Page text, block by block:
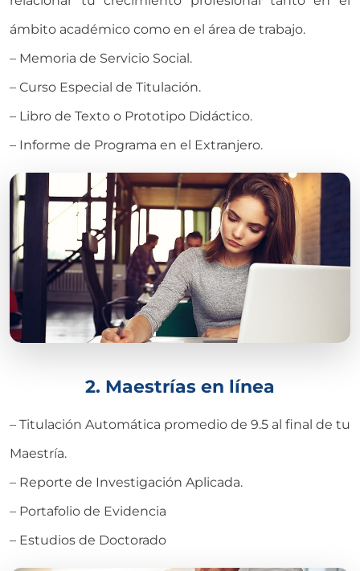
ámbito académico como en el área de trabajo.
– Memoria de Servicio Social.
– Curso Especial de Titulación.
– Libro de Texto o Prototipo Didáctico.
– Informe de Programa en el Extranjero.
2. Maestrías en línea
– Titulación Automática promedio de 9.5 al final de tu
Maestría.
– Reporte de Investigación Aplicada.
– Portafolio de Evidencia
– Estudios de Doctorado